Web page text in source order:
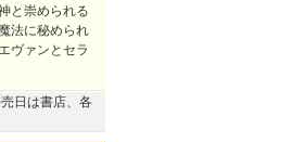
と崇められる
法に秘められ
ヴァンとセラ
日は書店、各